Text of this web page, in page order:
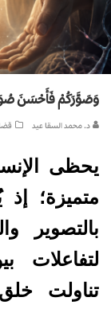
وَصَوَّرَكُمْ فَأَحْسَنَ
د. محمد السقا عيد
يحظى
متميزة؛
بالتصوير
لتفاعلات
تناولت